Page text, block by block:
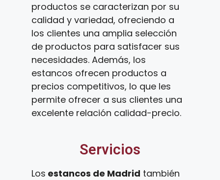
productos se caracterizan por su
calidad y variedad, ofreciendo a
los clientes una amplia selección
de productos para satisfacer sus
necesidades. Además, los
estancos ofrecen productos a
precios competitivos, lo que les
permite ofrecer a sus clientes una
excelente relación calidad-precio.
Servicios
Los estancos de Madrid también